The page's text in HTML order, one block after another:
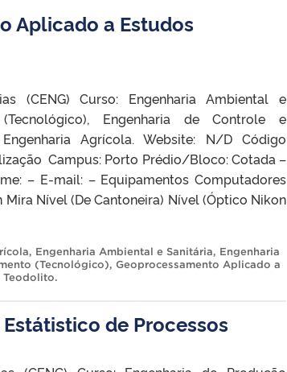
Aplicado a Estudos
(CENG) Curso: Engenharia Ambiental e
(Tecnológico), Engenharia de Controle e
Agrícola. Website: N/D Código
Campus: Porto Prédio/Bloco: Cotada –
– E-mail: – Equipamentos Computadores
Nível (De Cantoneira) Nível (Óptico Nikon
, Engenharia Ambiental e Sanitária, Engenharia
(Tecnológico), Geoprocessamento Aplicado a
Teodolito.
de Processos